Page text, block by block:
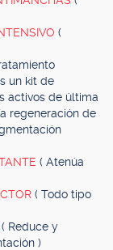
(
un kit de
activos de última
regeneración de
( Atenúa
( Todo tipo
( Reduce y
)